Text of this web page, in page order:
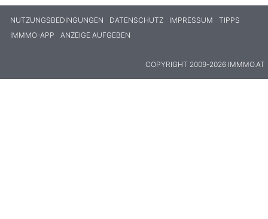
NUTZUNGSBEDINGUNGEN DATENSCHUTZ IMPRESSUM
TIPPS
IMMMO-APP
ANZEIGE AUFGEBEN
COPYRIGHT 2009-2026 IMMMO.AT